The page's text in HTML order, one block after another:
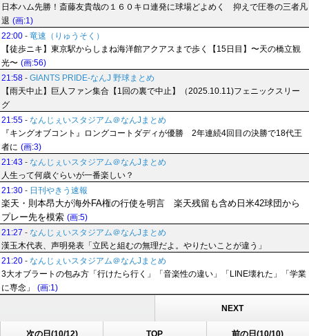
日本ハム先勝！斎藤友貴哉の１６０キロ連発に球場どよめく 抑えで圧巻の三者凡
退 (画:1)
22:00 - 竜速（りゅうそく）
【徒歩ニキ】東京駅からしまね海洋館アクアスまで歩く【15日目】〜天の橋立観
光〜 (画:56)
21:58 - GIANTS PRIDE-なんJ 野球まとめ
【雨天中止】巨人ファン集合【1回の裏で中止】（2025.10.11)フェニックスリー
グ
21:55 - なんじぇいスタジアム＠なんJまとめ
『キングオブコント』ロングコートダディが優勝 2年連続4回目の決勝で18代王
者に (画:3)
21:43 - なんじぇいスタジアム＠なんJまとめ
人生って何歳ぐらいが一番楽しい？
21:30 - 日刊やきう速報
楽天・則本昂大が海外FA権の行使を明言 楽天残留も含め日米42球団から
プレー先を模索 (画:5)
21:27 - なんじぇいスタジアム＠なんJまとめ
漢玉木代表、声明発表「立民と組むの無理だよ。やりたいことが違う」
21:20 - なんじぇいスタジアム＠なんJまとめ
3大オブラートの包み方「行けたら行く」「音楽性の違い」「LINE壊れた」「学業
に専念」
(画:1)
NEXT
次の日(10/12) TOP 前の日(10/10)